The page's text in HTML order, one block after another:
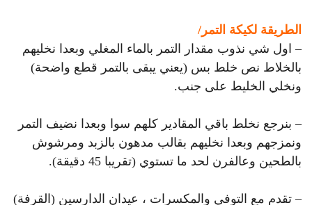
الطريقة لكيكة التمر/
– اول شي نذوب مقدار التمر بالماء المغلي وبعدا نخليهم
بالخلاط نص خلط بس (يعني يبقى بالتمر قطع واضحة)
ونخلي الخليط على جنب.
– بنرجع نخلط باقي المقادير كلهم سوا وبعدا نضيف التمر
ونمزجهم وبعدا نخليهم بقالب مدهون بالزبد ومرشوش
بالطحين وعالفرن لحد ما تستوي (تقريبا 45 دقيقة).
– تقدم مع التوفي والمكسرات ، عيدان الدارسين (القرفة)